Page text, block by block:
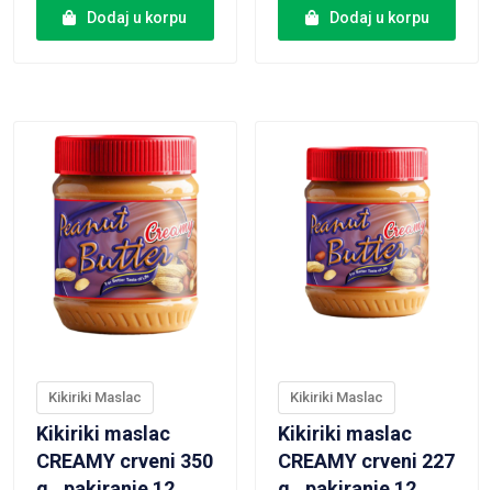
Dodaj u korpu Dodaj u korpu
Kikiriki Maslac
Kikiriki maslac
CREAMY crveni 350
Kikiriki Maslac
Kikiriki maslac
CREAMY crveni 227